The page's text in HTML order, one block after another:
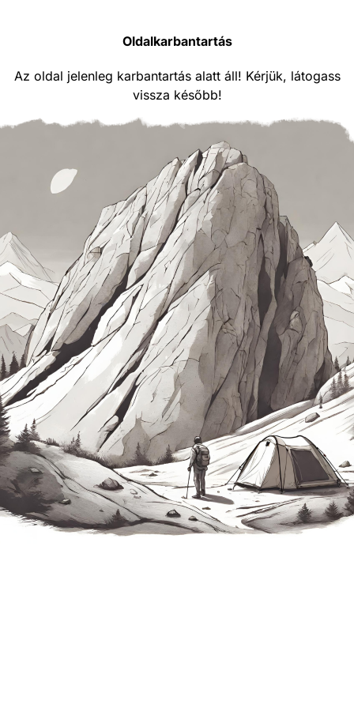
Oldalkarbantartás
Az oldal jelenleg karbantartás alatt áll! Kérjük, látogass
vissza később!